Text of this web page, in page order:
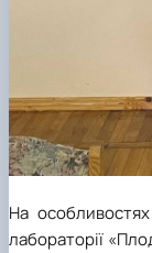
На
лабораторії